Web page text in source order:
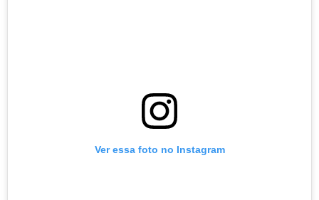
Ver essa foto no Instagram